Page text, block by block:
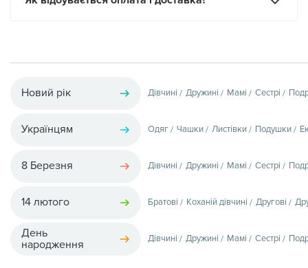
Новий рік Дівчині Дружині Мамі Сестрі
Українцям Одяг Чашки Листівки Подушки
8 Березня Дівчині Дружині Мамі Сестрі
14 лютого Братові Коханій дівчині Другові
День
народження
Дівчині Дружині Мамі Сестрі